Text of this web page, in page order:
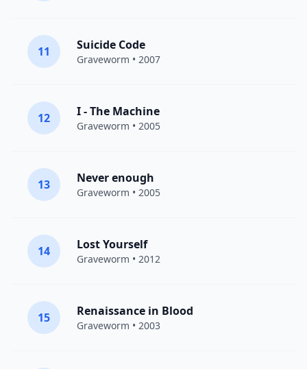
11 Suicide Code
Graveworm • 2007
12 I - The Machine
Graveworm • 2005
13 Never enough
Graveworm • 2005
14 Lost Yourself
Graveworm • 2012
15 Renaissance in Blood
Graveworm • 2003